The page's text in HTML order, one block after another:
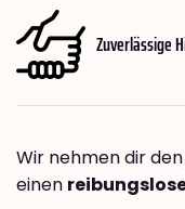
Zuverlässige
Wir nehmen dir
einen